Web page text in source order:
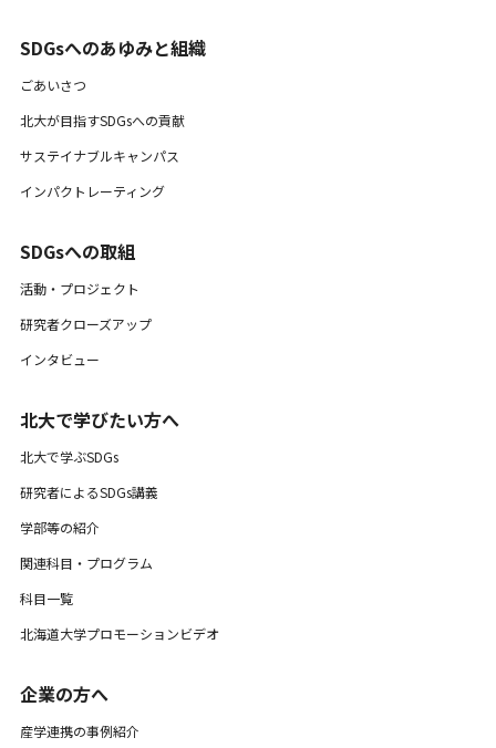
SDGsへのあゆみと組織 ​
ごあいさつ
北大が目指すSDGsへの貢献
サステイナブルキャンパス
インパクトレーティング
SDGsへの取組
活動・プロジェクト
研究者クローズアップ
インタビュー
北大で学びたい方へ
北大で学ぶSDGs
研究者によるSDGs講義
学部等の紹介
関連科目・プログラム
科目一覧
北海道大学プロモーションビデオ
企業の方へ
産学連携の事例紹介